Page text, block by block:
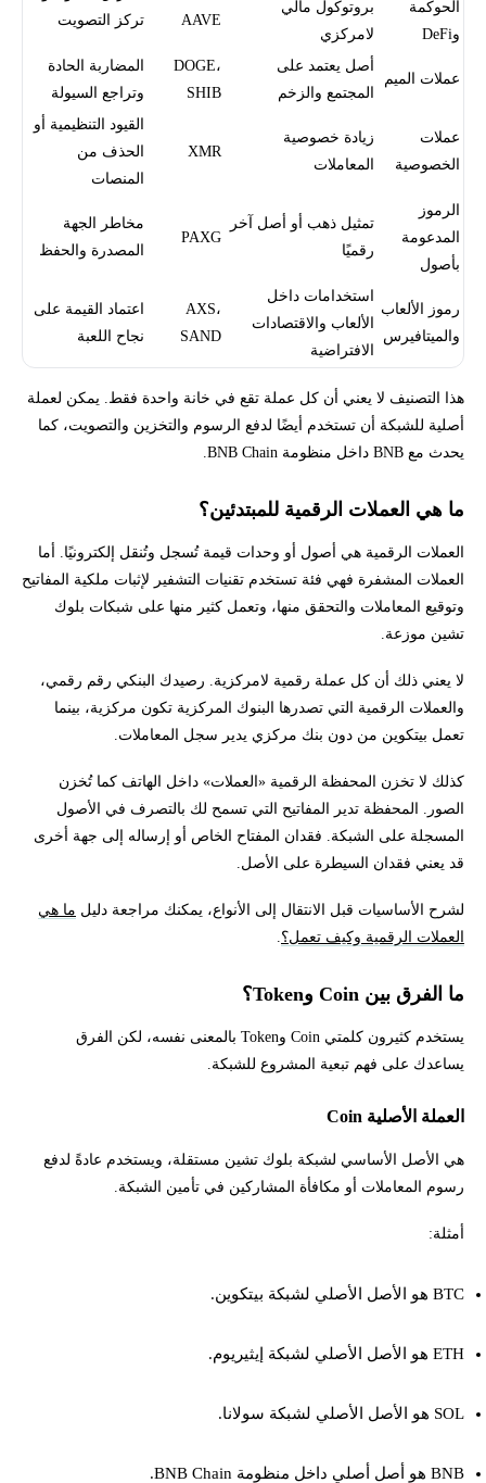
الحوكمة
وDeFi
بروتوكول مالي
لامركزي
AAVE
تركز التصويت
عملات الميم
أصل يعتمد على
المجتمع والزخم
DOGE،
SHIB
المضاربة الحادة
وتراجع السيولة
عملات
الخصوصية
زيادة خصوصية
المعاملات
XMR
القيود التنظيمية أو
الحذف من
المنصات
الرموز
المدعومة
بأصول
تمثيل ذهب أو أصل آخر
رقميًا
PAXG
مخاطر الجهة
المصدرة والحفظ
رموز الألعاب
والميتافيرس
استخدامات داخل
الألعاب والاقتصادات
الافتراضية
AXS،
SAND
اعتماد القيمة على
نجاح اللعبة
هذا التصنيف لا يعني أن كل عملة تقع في خانة واحدة فقط. يمكن لعملة
أصلية للشبكة أن تستخدم أيضًا لدفع الرسوم والتخزين والتصويت، كما
يحدث مع BNB داخل منظومة BNB Chain.
ما هي العملات الرقمية للمبتدئين؟
العملات الرقمية هي أصول أو وحدات قيمة تُسجل وتُنقل إلكترونيًا. أما
العملات المشفرة فهي فئة تستخدم تقنيات التشفير لإثبات ملكية المفاتيح
وتوقيع المعاملات والتحقق منها، وتعمل كثير منها على شبكات بلوك
تشين موزعة.
لا يعني ذلك أن كل عملة رقمية لامركزية. رصيدك البنكي رقم رقمي،
والعملات الرقمية التي تصدرها البنوك المركزية تكون مركزية، بينما
تعمل بيتكوين من دون بنك مركزي يدير سجل المعاملات.
كذلك لا تخزن المحفظة الرقمية «العملات» داخل الهاتف كما تُخزن
الصور. المحفظة تدير المفاتيح التي تسمح لك بالتصرف في الأصول
المسجلة على الشبكة. فقدان المفتاح الخاص أو إرساله إلى جهة أخرى
قد يعني فقدان السيطرة على الأصل.
لشرح الأساسيات قبل الانتقال إلى الأنواع، يمكنك مراجعة دليل ما هي
العملات الرقمية وكيف تعمل؟
ما الفرق بين Coin وToken؟
يستخدم كثيرون كلمتي Coin وToken بالمعنى نفسه، لكن الفرق
يساعدك على فهم تبعية المشروع للشبكة.
العملة الأصلية Coin
هي الأصل الأساسي لشبكة بلوك تشين مستقلة، ويستخدم عادةً لدفع
رسوم المعاملات أو مكافأة المشاركين في تأمين الشبكة.
أمثلة:
BTC هو الأصل الأصلي لشبكة بيتكوين.
ETH هو الأصل الأصلي لشبكة إيثيريوم.
SOL هو الأصل الأصلي لشبكة سولانا.
BNB هو أصل أصلي داخل منظومة BNB Chain.